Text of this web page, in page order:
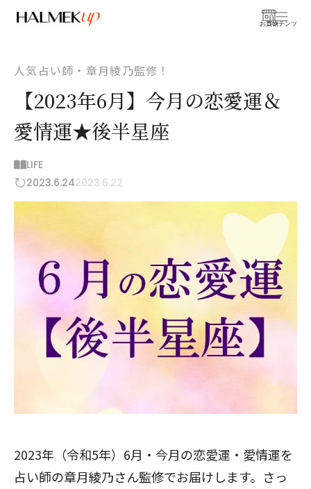
お買物
コンテンツ
人気占い師・章月綾乃監修！
【2023年6月】今月の恋愛運＆
愛情運★後半星座
LIFE
2023.6.242023.6.22
2023年（令和5年）6月・今月の恋愛運・愛情運を
占い師の章月綾乃さん監修でお届けします。さっ